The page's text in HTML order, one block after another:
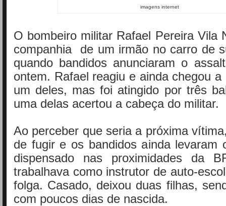
imagens internet
O bombeiro militar Rafael Pereira Vila
companhia de um irmão no carro de
quando bandidos anunciaram o
ontem. Rafael reagiu e ainda chegou
um deles, mas foi atingido por três
uma delas acertou a cabeça do militar.
Ao perceber que seria a próxima
de fugir e os bandidos ainda levaram
dispensado nas proximidades da
trabalhava como instrutor de auto-
folga. Casado, deixou duas filhas,
com poucos dias de nascida.